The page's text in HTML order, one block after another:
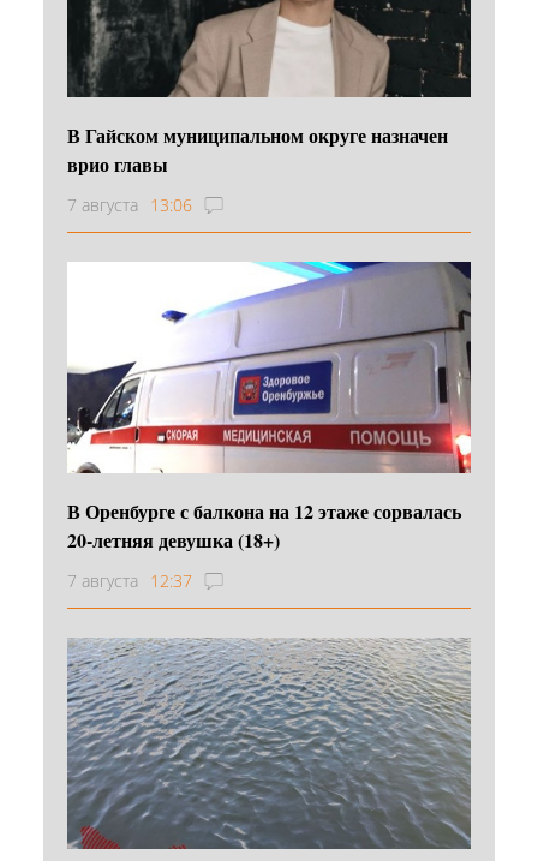
В Гайском муниципальном округе назначен
врио главы
7 августа 13:06
В Оренбурге с балкона на 12 этаже сорвалась
20-летняя девушка (18+)
7 августа 12:37